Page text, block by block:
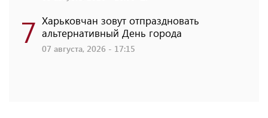
7 Харьковчан зовут отпраздновать
альтернативный День города
07 августа, 2026 - 17:15